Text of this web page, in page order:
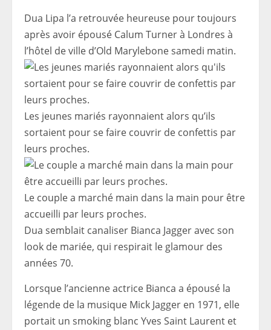
Dua Lipa l’a retrouvée heureuse pour toujours
après avoir épousé Calum Turner à Londres à
l’hôtel de ville d’Old Marylebone samedi matin.
Les jeunes mariés rayonnaient alors qu’ils
sortaient pour se faire couvrir de confettis par
leurs proches.
Le couple a marché main dans la main pour être
accueilli par leurs proches.
Dua semblait canaliser Bianca Jagger avec son
look de mariée, qui respirait le glamour des
années 70.
Lorsque l’ancienne actrice Bianca a épousé la
légende de la musique Mick Jagger en 1971, elle
portait un smoking blanc Yves Saint Laurent et